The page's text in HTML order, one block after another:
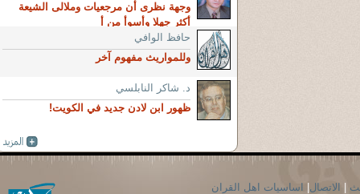
وجهة نظرى أن مرجعيات وملالى الشيعة
أكثر جهلا وأسوأ من أ
حافظ الوافي
وللمواريث مفهوم آخر
د. شاكر النابلسي
ظهور ابن لادن جديد في الكويت!
الاتصال اساسيات اهل القران